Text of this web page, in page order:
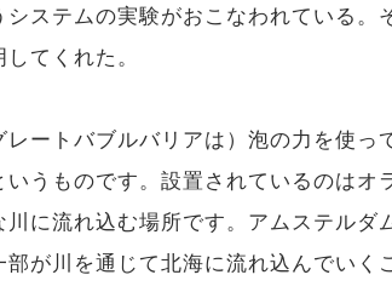
システムの実験がおこなわれている。
てくれた。
レートバブルバリアは）泡の力を使
いうものです。設置されているのはオ
川に流れ込む場所です。アムステルダ
部が川を通じて北海に流れ込んでいく